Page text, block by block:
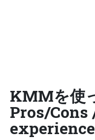
KMMを使
Pros/Cons